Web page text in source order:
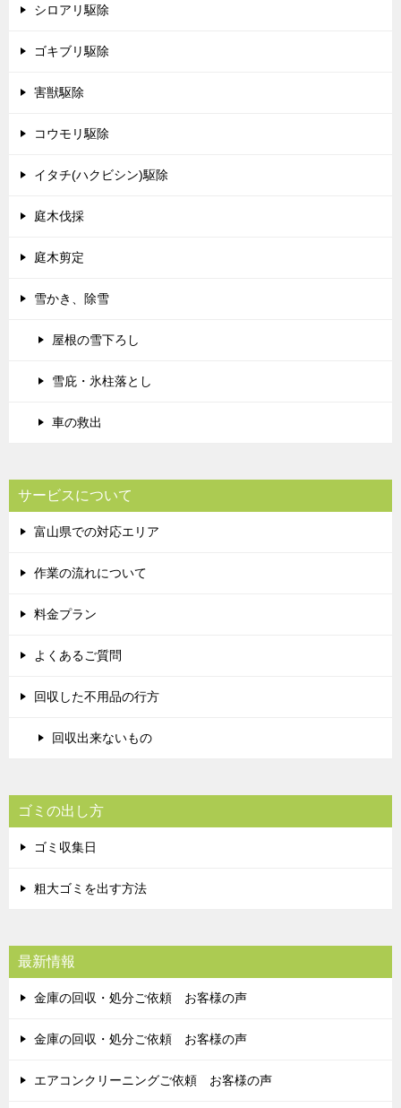
シロアリ駆除
ゴキブリ駆除
害獣駆除
コウモリ駆除
イタチ(ハクビシン)駆除
庭木伐採
庭木剪定
雪かき、除雪
屋根の雪下ろし
雪庇・氷柱落とし
車の救出
サービスについて
富山県での対応エリア
作業の流れについて
料金プラン
よくあるご質問
回収した不用品の行方
回収出来ないもの
ゴミの出し方
ゴミ収集日
粗大ゴミを出す方法
最新情報
金庫の回収・処分ご依頼 お客様の声
金庫の回収・処分ご依頼 お客様の声
エアコンクリーニングご依頼 お客様の声